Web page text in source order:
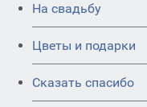
На свадьбу
Цветы и подарки
Сказать спасибо